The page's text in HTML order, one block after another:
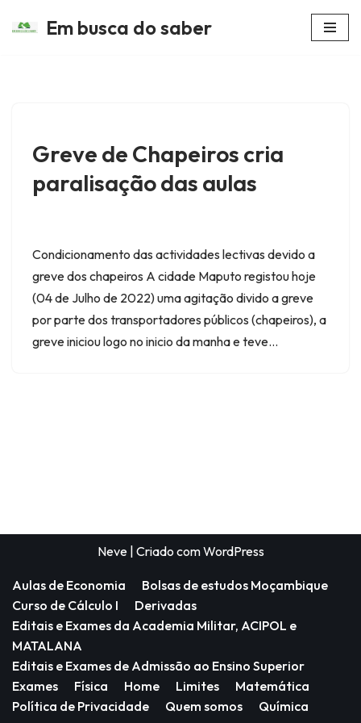
Em busca do saber
Greve de Chapeiros cria
paralisação das aulas
Condicionamento das actividades lectivas devido a
greve dos chapeiros A cidade Maputo registou hoje
(04 de Julho de 2022) uma agitação divido a greve
por parte dos transportadores públicos (chapeiros), a
greve iniciou logo no inicio da manha e teve…
Neve| Criado comWordPress
Aulas de Economia
Bolsas de estudos Moçambique
Curso de Cálculo I
Derivadas
Editais e Exames da Academia Militar, ACIPOL e
MATALANA
Editais e Exames de Admissão ao Ensino Superior
Exames
Física Home Limites
Matemática
Política de Privacidade
Quem somos Química